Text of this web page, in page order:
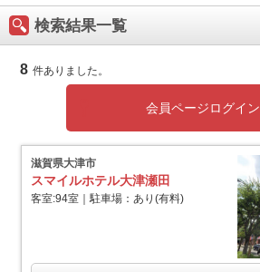
検索結果一覧
8 件ありました。
会員ページログイン
滋賀県大津市
スマイルホテル大津瀬田
客室:94室｜駐車場：あり(有料)